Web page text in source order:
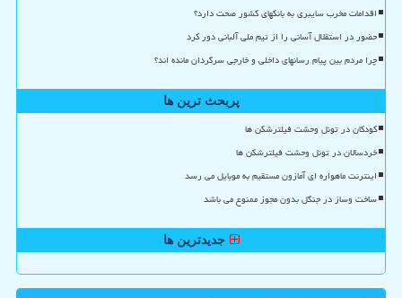
اقدامات مخرب سایبری به بانکهای کشور صحت دارد؟
حضور در استقلال آسانی را از تیم ملی آلبانی دور کرد
چرا مردم بین پیام رسانهای داخلی و خارجی سرگردان مانده اند؟
پربحث ترین ها
کودکان در تونل وحشت فیلترشکن ها
خردسالان در تونل وحشت فیلترشکن ها
اینترنت ماهواره ای آمازون مستقیم به موبایل می رسد
ساخت وساز در جنگل بدون مجوز ممنوع می باشد
جدیدترین ها